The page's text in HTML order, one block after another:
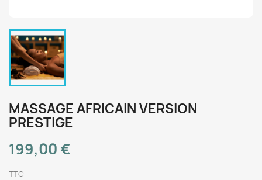
MASSAGE AFRICAIN VERSION
PRESTIGE
199,00 €
TTC